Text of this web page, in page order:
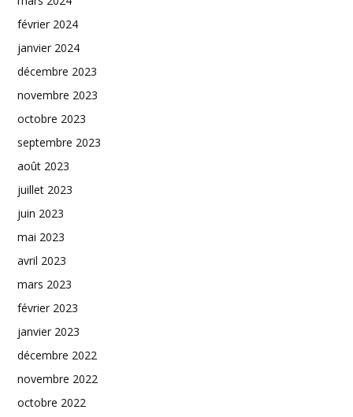
février 2024
janvier 2024
décembre 2023
novembre 2023
octobre 2023
septembre 2023
août 2023
juillet 2023
juin 2023
mai 2023
avril 2023
mars 2023
février 2023
janvier 2023
décembre 2022
novembre 2022
octobre 2022